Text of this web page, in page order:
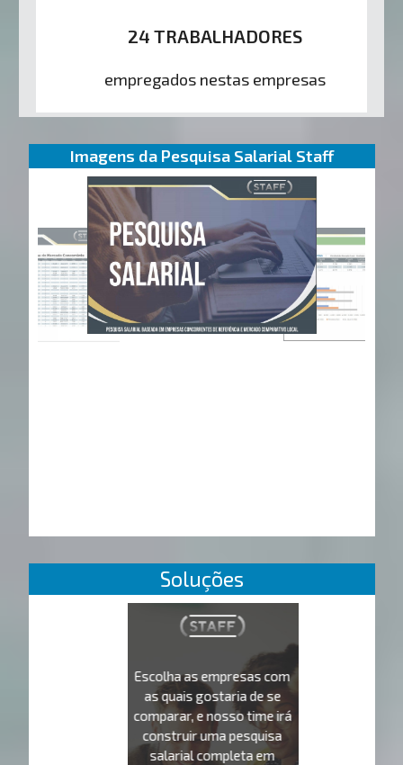
24 TRABALHADORES
empregados nestas empresas
Imagens da Pesquisa Salarial Staff
Soluções
Escolha as empresas com
as quais gostaria de se
comparar, e nosso time irá
construir uma pesquisa
salarial completa em